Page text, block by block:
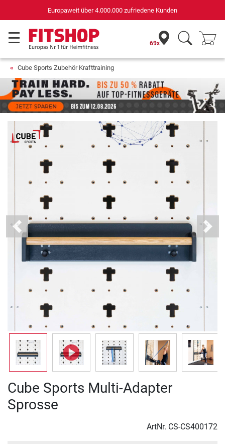
Europaweit über 4.000.000 zufriedene Kunden
69x
Cube Sports Zubehör Krafttraining
Previous Next
Cube Sports Multi-Adapter
Sprosse
ArtNr. CS-CS400172